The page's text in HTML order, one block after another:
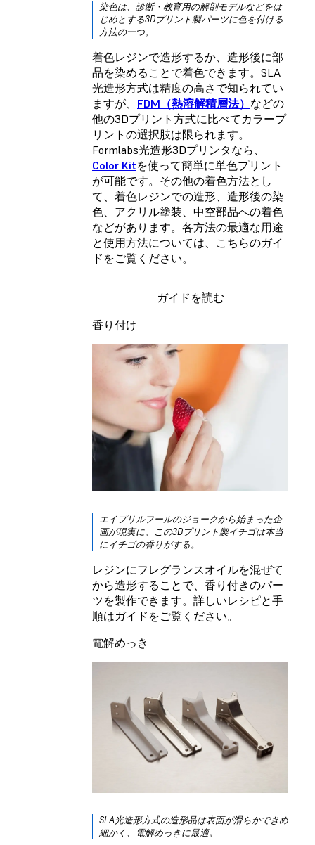
染色は、診断・教育用の解剖モデルなどをは
じめとする3Dプリント製パーツに色を付ける
方法の一つ。
着色レジンで造形するか、造形後に部
品を染めることで着色できます。SLA
光造形方式は精度の高さで知られてい
ますが、 FDM（熱溶解積層法） などの
他の3Dプリント方式に比べてカラープ
リントの選択肢は限られます。
Formlabs光造形3Dプリンタなら、
Color Kitを使って簡単に単色プリント
が可能です。その他の着色方法とし
て、着色レジンでの造形、造形後の染
色、アクリル塗装、中空部品への着色
などがあります。各方法の最適な用途
と使用方法については、こちらのガイ
ドをご覧ください。
ガイドを読む
香り付け
エイプリルフールのジョークから始まった企
画が現実に。この3Dプリント製イチゴは本当
にイチゴの香りがする。
レジンにフレグランスオイルを混ぜて
から造形することで、香り付きのパー
ツを製作できます。詳しいレシピと手
順はガイドをご覧ください。
電解めっき
SLA光造形方式の造形品は表面が滑らかできめ
細かく、電解めっきに最適。